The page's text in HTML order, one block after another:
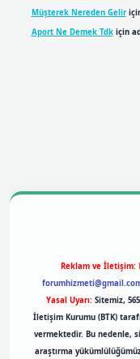
Müşterek Nereden Gelir
Aport Ne Demek Tdkiçin
Reklam ve İletişim:
Yasal Uyarı: Sitemiz,
İletişim Kurumu (BTK)
vermektedir. Bu nedenle,
araştırma